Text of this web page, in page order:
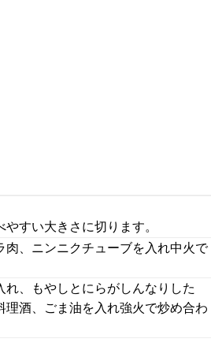
すい大きさに切ります。
肉、ニンニクチューブを入れ中火で
れ、もやしとにらがしんなりした
理酒、ごま油を入れ強火で炒め合わ